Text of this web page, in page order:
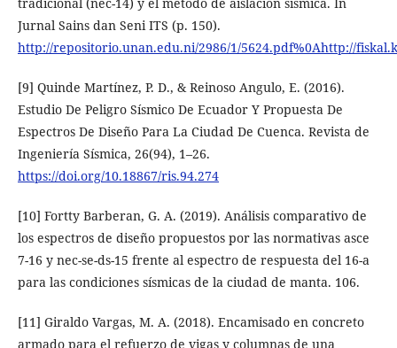
Jurnal Sains dan Seni ITS (p. 150).
http://repositorio.unan.edu.ni/2986/1/5624.pdf%0Ahttp://
[9] Quinde Martínez, P. D., & Reinoso Angulo, E. (2016).
Estudio De Peligro Sísmico De Ecuador Y Propuesta De
Espectros De Diseño Para La Ciudad De Cuenca. Revista de
Ingeniería Sísmica, 26(94), 1–26.
https://doi.org/10.18867/ris.94.274
[10] Fortty Barberan, G. A. (2019). Análisis comparativo de
los espectros de diseño propuestos por las normativas asce
7-16 y nec-se-ds-15 frente al espectro de respuesta del 16-a
para las condiciones sísmicas de la ciudad de manta. 106.
[11] Giraldo Vargas, M. A. (2018). Encamisado en concreto
armado para el refuerzo de vigas y columnas de una